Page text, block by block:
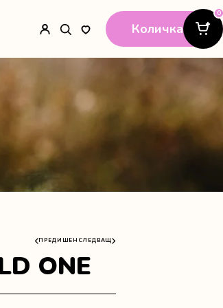
Количка
0
ПРЕДИШЕН СЛЕДВАЩ
ONE